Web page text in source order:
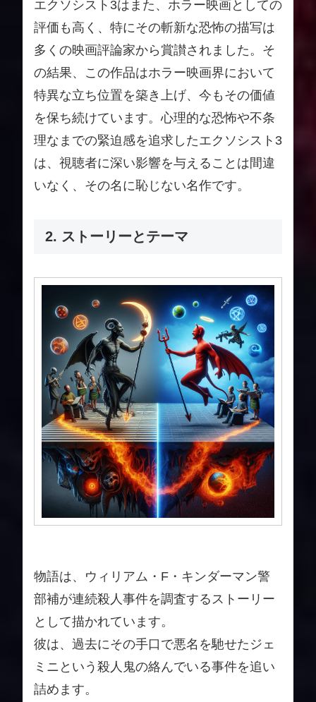
エクソシスト3はまた、ホラー映画としての
評価も高く、特にその斬新な恐怖の描写は
多くの映画評論家から賞讃されました。そ
の結果、この作品はホラー映画界において
特異な立ち位置を築き上げ、今もその価値
を保ち続けています。心理的な恐怖や不条
理なまでの緊迫感を追求したエクソシスト3
は、視聴者に深い影響を与えることは間違
いなく、その名に恥じない名作です。
2. ストーリーとテーマ
物語は、ウィリアム・F・キンダーマン警
部補が連続殺人事件を調査するストーリー
として描かれています。
彼は、過去にその手口で悪名を馳せたジェ
ミニという殺人鬼の絡んでいる事件を追い
詰めます。